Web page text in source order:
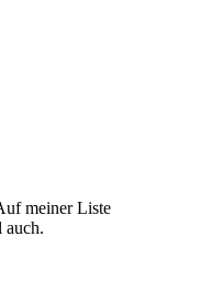
meiner Liste
auch.